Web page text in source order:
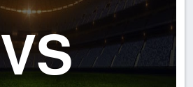
VS